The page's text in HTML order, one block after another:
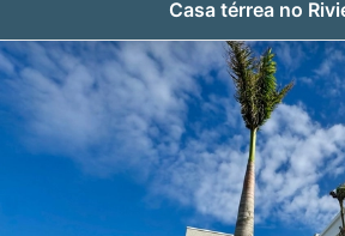
Casa térrea no